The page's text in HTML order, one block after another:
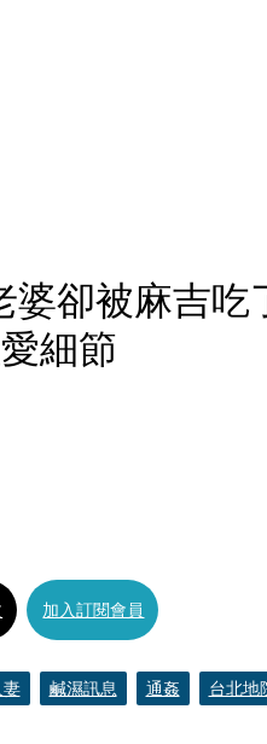
婆卻被麻吉
細節
加入訂閱會員
妻 鹹濕訊息 通姦 台北地